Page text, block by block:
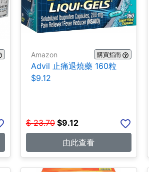
Amazon 購買指南
Advil 止痛退燒藥 160粒
$9.12
$ 23.70 $9.12
由此查看